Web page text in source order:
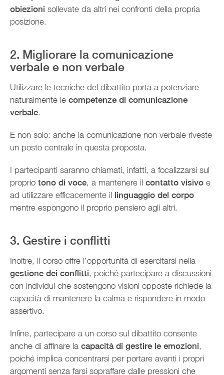
obiezioni sollevate da altri nei confronti della propria
posizione.
2. Migliorare la comunicazione
verbale e non verbale
Utilizzare le tecniche del dibattito porta a potenziare
naturalmente le competenze di comunicazione
verbale.
E non solo: anche la comunicazione non verbale riveste
un posto centrale in questa proposta.
I partecipanti saranno chiamati, infatti, a focalizzarsi sul
proprio tono di voce, a mantenere il contatto visivo e
ad utilizzare efficacemente il linguaggio del corpo
mentre espongono il proprio pensiero agli altri.
3. Gestire i conflitti
Inoltre, il corso offre l’opportunità di esercitarsi nella
gestione dei conflitti, poiché partecipare a discussioni
con individui che sostengono visioni opposte richiede la
capacità di mantenere la calma e rispondere in modo
assertivo.
Infine, partecipare a un corso sul dibattito consente
anche di affinare la capacità di gestire le emozioni,
poiché implica concentrarsi per portare avanti i propri
argomenti senza farsi sopraffare dalle pressioni che